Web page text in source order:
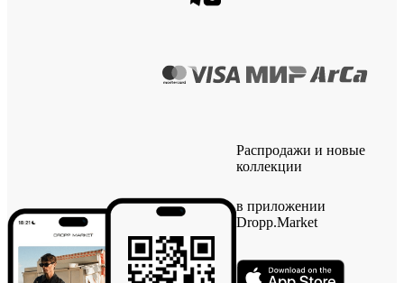
Распродажи и новые
коллекции
в приложении
Dropp.Market